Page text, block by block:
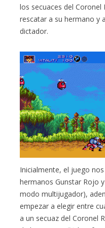
los secuaces del
rescatar a su hermano y
dictador.
Inicialmente, el juego
hermanos Gunstar Rojo
modo multijugador),
empezar a elegir entre
a un secuaz del Coronel